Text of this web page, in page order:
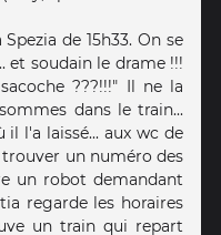
de 15h33. On se
et soudain le drame !!!
???!!!" Il ne la
dans le train...
il l'a laissé... aux wc de
trouver un numéro des
un robot demandant
regarde les horaires
un train qui repart